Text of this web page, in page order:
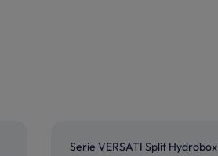
Serie VERSATI Split Hydrobox